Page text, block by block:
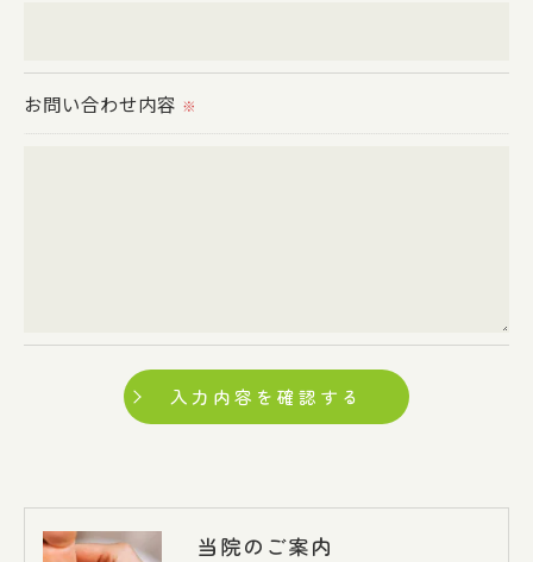
個人情報の開示･訂正･削除・利用停止の具体的手続
きにつきましては、お電話でお問合せ下さい。
お問い合わせ内容 ※
当院のご案内